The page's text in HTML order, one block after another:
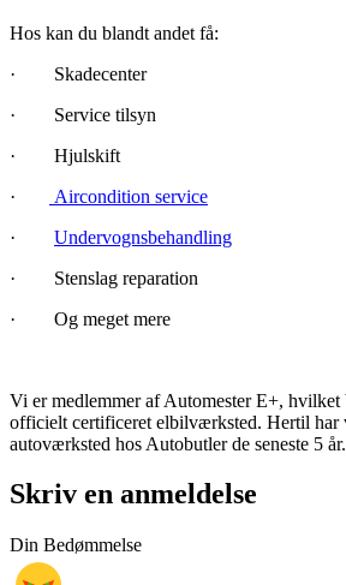
Hos kan du blandt andet få:
· Skadecenter
· Service tilsyn
· Hjulskift
·
Aircondition service
· Undervognsbehandling
· Stenslag reparation
· Og meget mere
Vi er medlemmer af Automester E+, hvilket
officielt certificeret elbilværksted. Hertil har
autoværksted hos Autobutler de seneste 5 år.
Skriv en anmeldelse
Din Bedømmelse